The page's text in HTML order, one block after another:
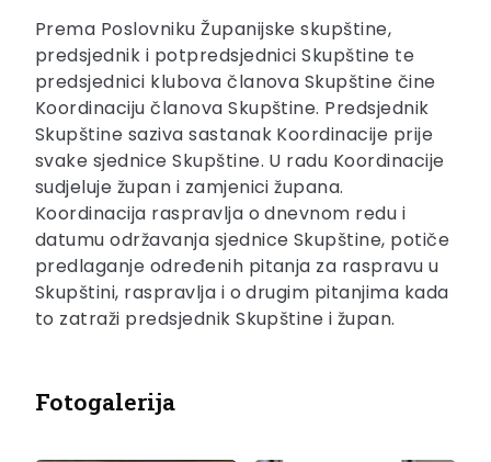
Prema Poslovniku Županijske skupštine,
predsjednik i potpredsjednici Skupštine te
predsjednici klubova članova Skupštine čine
Koordinaciju članova Skupštine. Predsjednik
Skupštine saziva sastanak Koordinacije prije
svake sjednice Skupštine. U radu Koordinacije
sudjeluje župan i zamjenici župana.
Koordinacija raspravlja o dnevnom redu i
datumu održavanja sjednice Skupštine, potiče
predlaganje određenih pitanja za raspravu u
Skupštini, raspravlja i o drugim pitanjima kada
to zatraži predsjednik Skupštine i župan.
Fotogalerija